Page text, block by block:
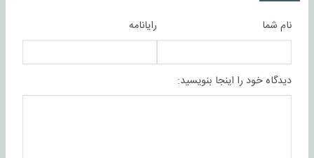
نام شما رایانامه
دیدگاه خود را اینجا بنویسید: